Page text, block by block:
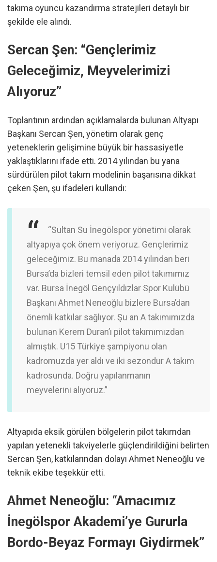
takıma oyuncu kazandırma stratejileri detaylı bir
şekilde ele alındı.
Sercan Şen: “Gençlerimiz
Geleceğimiz, Meyvelerimizi
Alıyoruz”
Toplantının ardından açıklamalarda bulunan Altyapı
Başkanı Sercan Şen, yönetim olarak genç
yeteneklerin gelişimine büyük bir hassasiyetle
yaklaştıklarını ifade etti. 2014 yılından bu yana
sürdürülen pilot takım modelinin başarısına dikkat
çeken Şen, şu ifadeleri kullandı:
“Sultan Su İnegölspor yönetimi olarak
altyapıya çok önem veriyoruz. Gençlerimiz
geleceğimiz. Bu manada 2014 yılından beri
Bursa’da bizleri temsil eden pilot takımımız
var. Bursa İnegöl Gençyıldızlar Spor Kulübü
Başkanı Ahmet Neneoğlu bizlere Bursa’dan
önemli katkılar sağlıyor. Şu an A takımımızda
bulunan Kerem Duran’ı pilot takımımızdan
almıştık. U15 Türkiye şampiyonu olan
kadromuzda yer aldı ve iki sezondur A takım
kadrosunda. Doğru yapılanmanın
meyvelerini alıyoruz.”
Altyapıda eksik görülen bölgelerin pilot takımdan
yapılan yetenekli takviyelerle güçlendirildiğini belirten
Sercan Şen, katkılarından dolayı Ahmet Neneoğlu ve
teknik ekibe teşekkür etti.
Ahmet Neneoğlu: “Amacımız
İnegölspor Akademi’ye Gururla
Bordo-Beyaz Formayı Giydirmek”